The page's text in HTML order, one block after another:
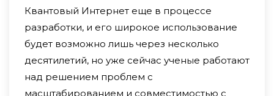
Квантовый Интернет еще в процессе
разработки, и его широкое использование
будет возможно лишь через несколько
десятилетий, но уже сейчас ученые работают
над решением проблем с
масштабированием и совместимостью с